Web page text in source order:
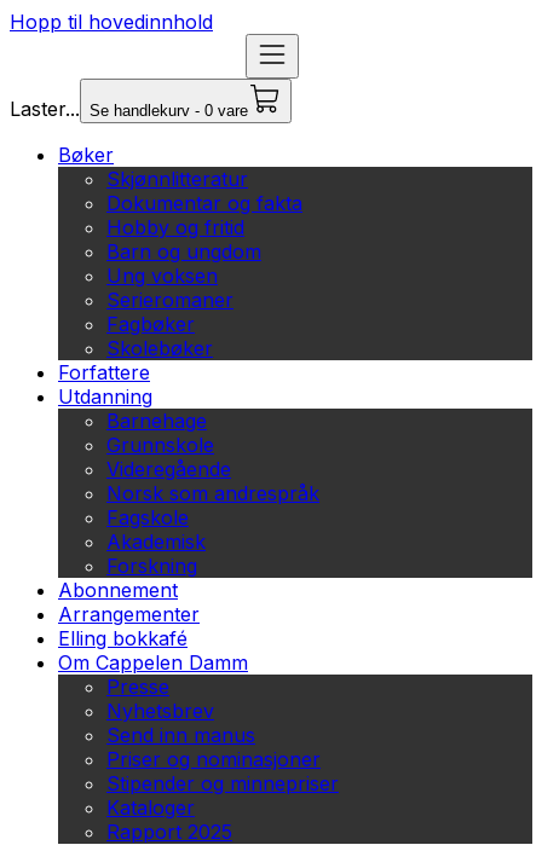
Hopp til hovedinnhold
Laster... Se handlekurv - 0 vare
Bøker
Skjønnlitteratur
Dokumentar og fakta
Hobby og fritid
Barn og ungdom
Ung voksen
Serieromaner
Fagbøker
Skolebøker
Forfattere
Utdanning
Barnehage
Grunnskole
Videregående
Norsk som andrespråk
Fagskole
Akademisk
Forskning
Abonnement
Arrangementer
Elling bokkafé
Om Cappelen Damm
Presse
Nyhetsbrev
Send inn manus
Priser og nominasjoner
Stipender og minnepriser
Kataloger
Rapport 2025